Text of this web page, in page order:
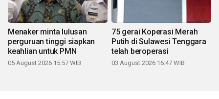
Menaker minta lulusan
perguruan tinggi siapkan
keahlian untuk PMN
05 August 2026 15:57 WIB
75 gerai Koperasi Merah
Putih di Sulawesi Tenggara
telah beroperasi
03 August 2026 16:47 WIB